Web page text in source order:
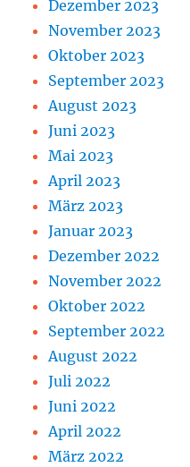
Dezember 2023
November 2023
Oktober 2023
September 2023
August 2023
Juni 2023
Mai 2023
April 2023
März 2023
Januar 2023
Dezember 2022
November 2022
Oktober 2022
September 2022
August 2022
Juli 2022
Juni 2022
April 2022
März 2022